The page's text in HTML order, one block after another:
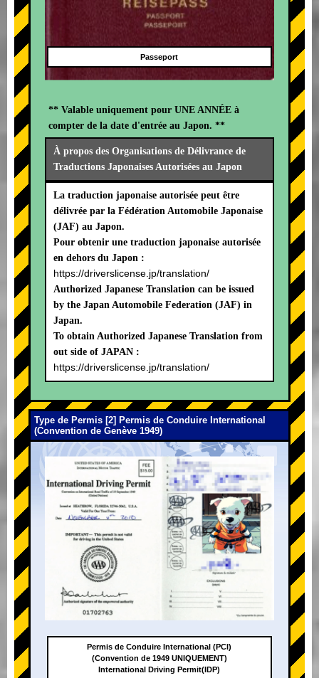
Passeport
** Valable uniquement pour UNE ANNÉE à
compter de la date d'entrée au Japon. **
À propos des Organisations de Délivrance de
Traductions Japonaises Autorisées au Japon
La traduction japonaise autorisée peut être
délivrée par la Fédération Automobile Japonaise
(JAF) au Japon.
Pour obtenir une traduction japonaise autorisée
en dehors du Japon :
https://driverslicense.jp/translation/
Authorized Japanese Translation can be issued
by the Japan Automobile Federation (JAF) in
Japan.
To obtain Authorized Japanese Translation from
out side of JAPAN :
https://driverslicense.jp/translation/
Type de Permis [2] Permis de Conduire International
(Convention de Genève 1949)
Permis de Conduire International (PCI)
(Convention de 1949 UNIQUEMENT)
International Driving Permit(IDP)